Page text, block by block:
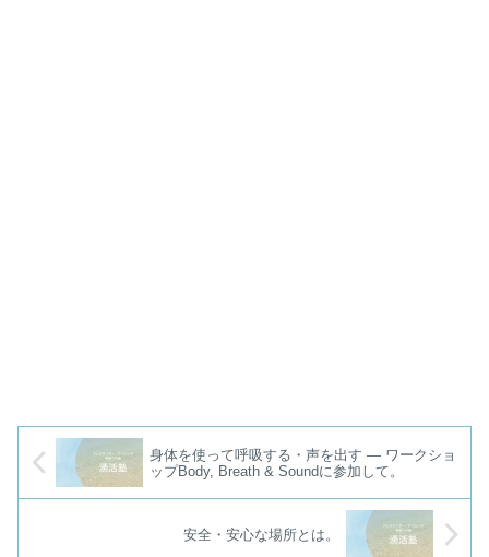
身体を使って呼吸する・声を出す — ワークショ
ップBody, Breath & Soundに参加して。
安全・安心な場所とは。